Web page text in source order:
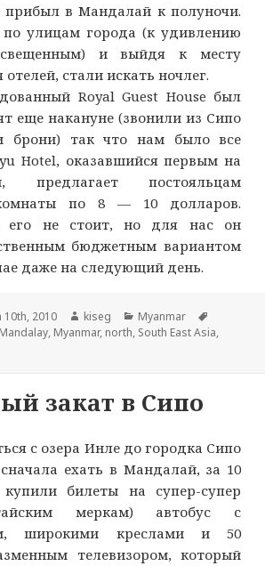
в Мандалай к полуночи.
улицам города (к удивлению
и выйдя к месту
отелей, стали искать ночлег.
Royal Guest House был
еще накануне (звонили из Сипо
брони) так что нам было все
Hotel, оказавшийся первым на
предлагает постояльцам
по 8 — 10 долларов.
его не стоит, но для нас он
бюджетным вариантом
даже на следующий день.
10th, 2010 Автор
kiseg Рубрики
Myanmar
Mandalay, Myanmar, north, South East Asia,
закат в Сипо
с озера Инле до городка Сипо
ехать в Мандалай, за 10
билеты на супер-супер
меркам) автобус с
широкими креслами и 50
телевизором, который